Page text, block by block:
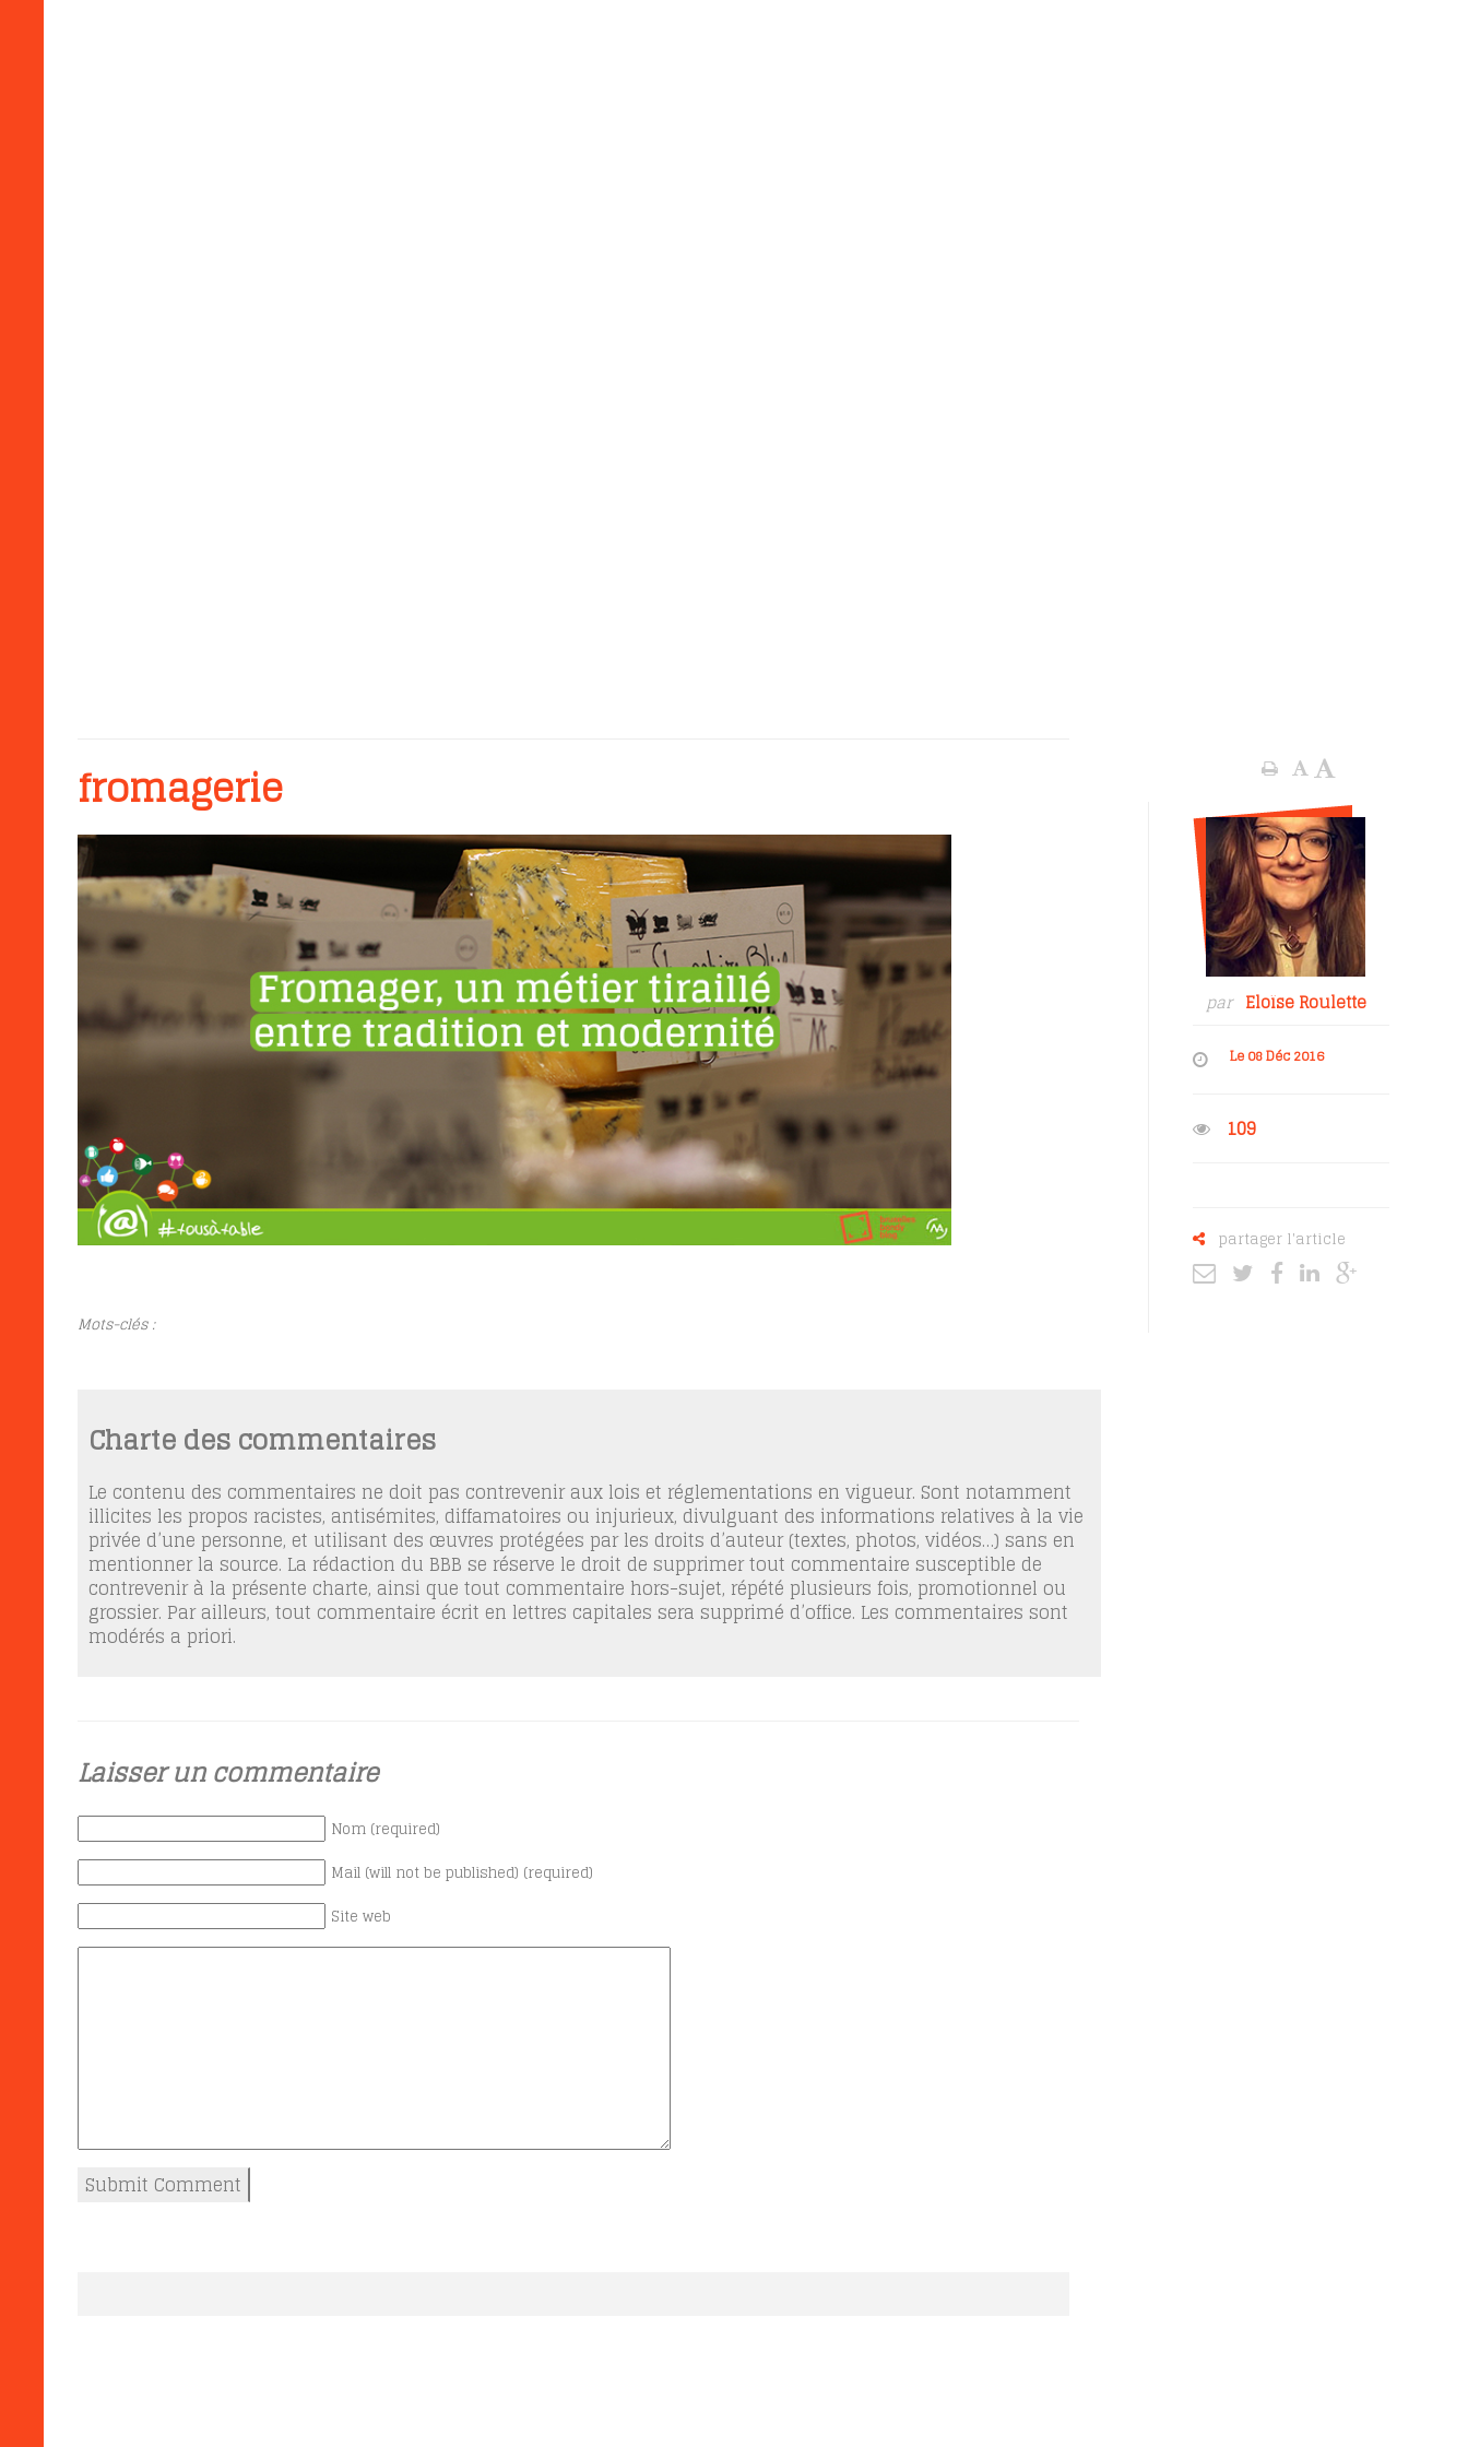
fromagerie
Mots-clés :
Charte des commentaires
Le contenu des commentaires ne doit pas contrevenir aux lois et réglementations en vigueur. Sont notamment
illicites les propos racistes, antisémites, diffamatoires ou injurieux, divulguant des informations relatives à la vie
privée d’une personne, et utilisant des œuvres protégées par les droits d’auteur (textes, photos, vidéos…) sans en
mentionner la source. La rédaction du BBB se réserve le droit de supprimer tout commentaire susceptible de
contrevenir à la présente charte, ainsi que tout commentaire hors-sujet, répété plusieurs fois, promotionnel ou
grossier. Par ailleurs, tout commentaire écrit en lettres capitales sera supprimé d’office. Les commentaires sont
modérés a priori.
Laisser un commentaire
Nom (required)
Mail (will not be published) (required)
Site web
par Eloïse Roulette
Le 08 Déc 2016
109
partager l'article